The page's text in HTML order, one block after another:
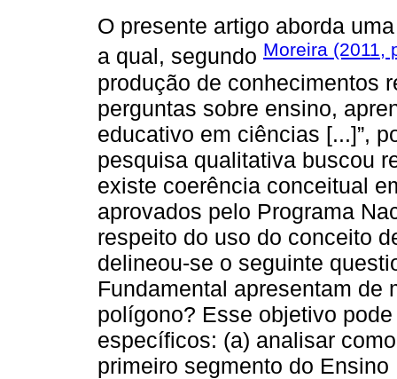
O presente artigo aborda
a qual, segundo Moreira (2011,
produção de conhecimentos
perguntas sobre ensino,
educativo em ciências [...]”,
pesquisa qualitativa buscou
existe coerência conceitual
aprovados pelo Programa
respeito do uso do conceito
delineou-se o seguinte
Fundamental apresentam de
polígono? Esse objetivo
específicos: (a) analisar
primeiro segmento do